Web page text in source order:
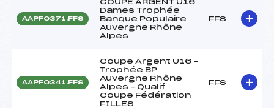
AAPF0371.FFS
COUPE ARGENT U16
Dames Trophée
Banque Populaire
Auvergne Rhône
Alpes
FFS
AAPF0341.FFS
Coupe Argent U16 –
Trophée BP
Auvergne Rhône
Alpes – Qualif
Coupe Fédération
FILLES
FFS